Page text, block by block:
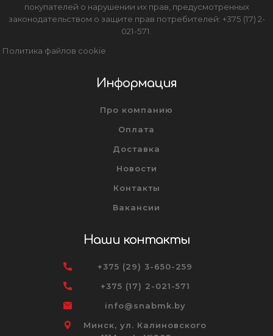
покупателей о нарушении их прав, предусмотренных
законодательством о защите прав потребителей: +375 (17) 2-
021-571.
Политика файлов cookie
Информация
Про компанию
Оплата
Доставка
Новости
Контакты
Вакансии
Наши контакты
+375 (29) 3-650-259
+375 (17) 2-021-571
info@snabmk.by
Минск, ул. Калиновского